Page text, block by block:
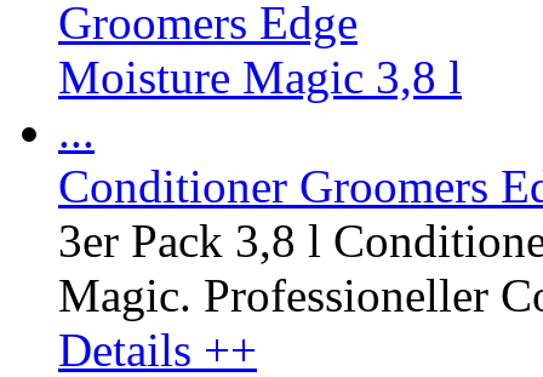
Conditioner Groomers
3er Pack 3,8 l
Magic. Professioneller
Details ++